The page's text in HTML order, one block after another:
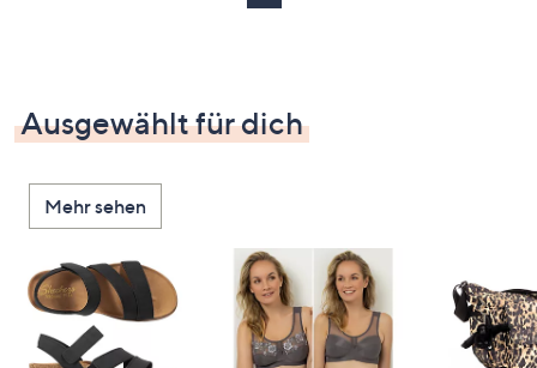
Ausgewählt für dich
Mehr sehen